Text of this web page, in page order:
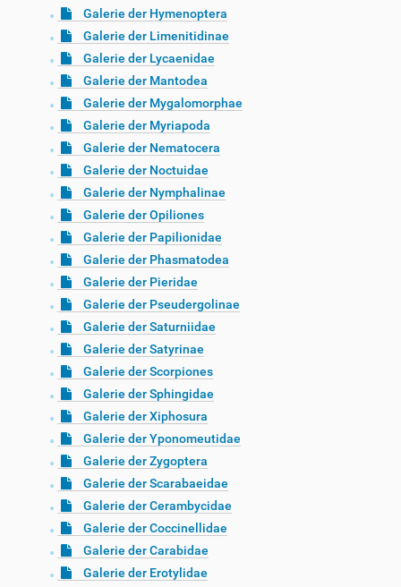
Galerie der Hymenoptera
Galerie der Limenitidinae
Galerie der Lycaenidae
Galerie der Mantodea
Galerie der Mygalomorphae
Galerie der Myriapoda
Galerie der Nematocera
Galerie der Noctuidae
Galerie der Nymphalinae
Galerie der Opiliones
Galerie der Papilionidae
Galerie der Phasmatodea
Galerie der Pieridae
Galerie der Pseudergolinae
Galerie der Saturniidae
Galerie der Satyrinae
Galerie der Scorpiones
Galerie der Sphingidae
Galerie der Xiphosura
Galerie der Yponomeutidae
Galerie der Zygoptera
Galerie der Scarabaeidae
Galerie der Cerambycidae
Galerie der Coccinellidae
Galerie der Carabidae
Galerie der Erotylidae